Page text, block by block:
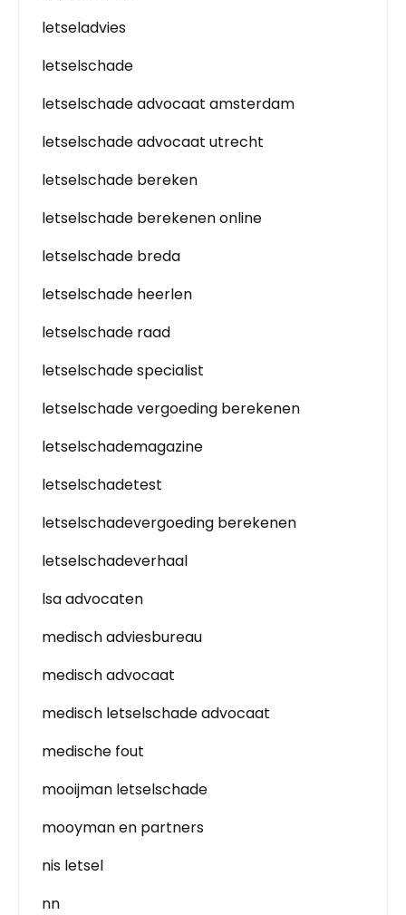
letseladvies
letselschade
letselschade advocaat amsterdam
letselschade advocaat utrecht
letselschade bereken
letselschade berekenen online
letselschade breda
letselschade heerlen
letselschade raad
letselschade specialist
letselschade vergoeding berekenen
letselschademagazine
letselschadetest
letselschadevergoeding berekenen
letselschadeverhaal
lsa advocaten
medisch adviesbureau
medisch advocaat
medisch letselschade advocaat
medische fout
mooijman letselschade
mooyman en partners
nis letsel
nn